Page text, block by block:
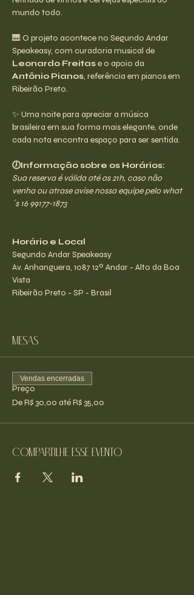
mundo todo.
🎹 O projeto acontece no Segundo Andar
Speakeasy, com curadoria musical de
Leonardo Freitas e o apoio da
Antônio Pianos, referência em pianos em
Ribeirão Preto.
✨ Uma noite para apreciar a música
brasileira em sua forma mais elegante, onde
cada nota encontra espaço para ser sentida.
🕖Informação sobre os Horários:
Sua reserva é válida até as 21h, caso não
venha ou atrase avise nossa equipe pelo what
´s 16 99177-1873
Horário e Local
Segundo Andar Speakeasy
Av. Anhanguera, 1087 12º Andar - Alto da Boa
Vista
Ribeirão Preto - SP - Brasil
Mesas
Preço
De R$ 30,00 até R$ 35,00
Vendas encerradas
Compartilhe esse evento